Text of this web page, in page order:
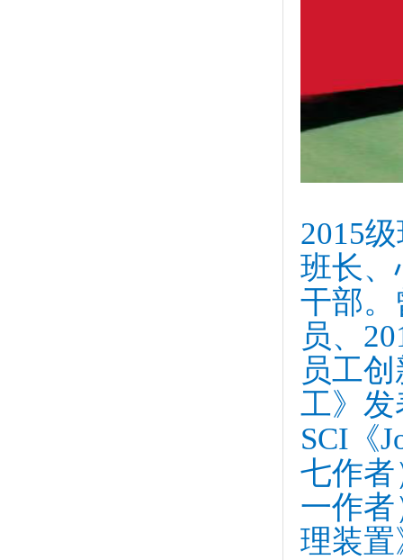
2015
班长
干部
员、
员工
工》
SCI《
七作者
一作
理装